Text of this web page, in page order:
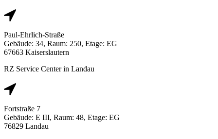
Paul-Ehrlich-Straße
Gebäude: 34, Raum: 250, Etage: EG
67663 Kaiserslautern
RZ Service Center in Landau
Fortstraße 7
Gebäude: E III, Raum: 48, Etage: EG
76829 Landau